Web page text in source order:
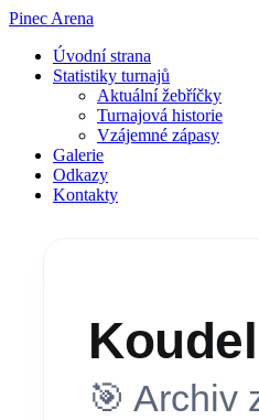
Pinec Arena
Úvodní strana
Statistiky turnajů
Aktuální žebříčky
Turnajová historie
Vzájemné zápasy
Galerie
Odkazy
Kontakty
🎯 Archiv